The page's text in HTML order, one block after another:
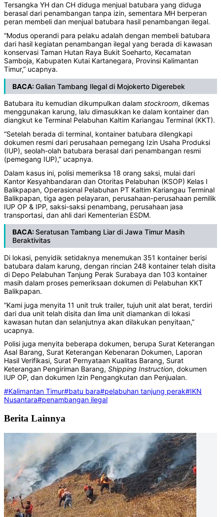
Tersangka YH dan CH diduga menjual batubara yang diduga
berasal dari penambangan tanpa izin, sementara MH berperan
peran membeli dan menjual batubara hasil penambangan ilegal.
“Modus operandi para pelaku adalah dengan membeli batubara
dari hasil kegiatan penambangan ilegal yang berada di kawasan
konservasi Taman Hutan Raya Bukit Soeharto, Kecamatan
Samboja, Kabupaten Kutai Kartanegara, Provinsi Kalimantan
Timur,” ucapnya.
BACA:Galian Tambang Ilegal di Mojokerto Digerebek
Batubara itu kemudian dikumpulkan dalam stockroom, dikemas
menggunakan karung, lalu dimasukkan ke dalam kontainer dan
diangkut ke Terminal Pelabuhan Kaltim Kariangau Terminal (KKT).
“Setelah berada di terminal, kontainer batubara dilengkapi
dokumen resmi dari perusahaan pemegang Izin Usaha Produksi
(IUP), seolah-olah batubara berasal dari penambangan resmi
(pemegang IUP),” ucapnya.
Dalam kasus ini, polisi memeriksa 18 orang saksi, mulai dari
Kantor Kesyahbandaran dan Otoritas Pelabuhan (KSOP) Kelas I
Balikpapan, Operasional Pelabuhan PT Kaltim Kariangau Terminal
Balikpapan, tiga agen pelayaran, perusahaan-perusahaan pemilik
IUP OP & IPP, saksi-saksi penambang, perusahaan jasa
transportasi, dan ahli dari Kementerian ESDM.
BACA:Seratusan Tambang Liar di Jawa Timur Masih
Beraktivitas
Di lokasi, penyidik setidaknya menemukan 351 kontainer berisi
batubara dalam karung, dengan rincian 248 kontainer telah disita
di Depo Pelabuhan Tanjung Perak Surabaya dan 103 kontainer
masih dalam proses pemeriksaan dokumen di Pelabuhan KKT
Balikpapan.
“Kami juga menyita 11 unit truk trailer, tujuh unit alat berat, terdiri
dari dua unit telah disita dan lima unit diamankan di lokasi
kawasan hutan dan selanjutnya akan dilakukan penyitaan,”
ucapnya.
Polisi juga menyita beberapa dokumen, berupa Surat Keterangan
Asal Barang, Surat Keterangan Kebenaran Dokumen, Laporan
Hasil Verifikasi, Surat Pernyataan Kualitas Barang, Surat
Keterangan Pengiriman Barang, Shipping Instruction, dokumen
IUP OP, dan dokumen Izin Pengangkutan dan Penjualan.
#Kalimantan Timur#batu bara#pelabuhan tanjung perak#IKN
Nusantara#penambangan ilegal
Berita Lainnya